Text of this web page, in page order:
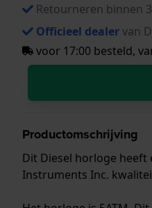
Retourneren binnen
Officieel dealervan
voor 17:00 besteld,
Productomschrijving
Dit Diesel horloge heeft
Instruments Inc.